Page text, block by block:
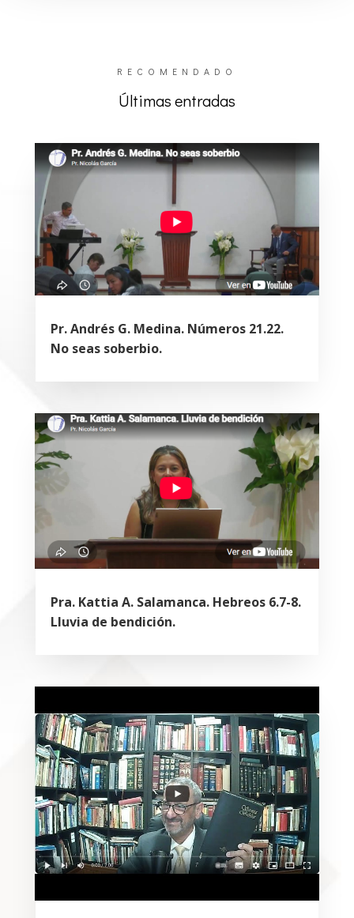
RECOMENDADO
Últimas entradas
Pr. Andrés G. Medina. Números 21.22.
No seas soberbio.
Pra. Kattia A. Salamanca. Hebreos 6.7-8.
Lluvia de bendición.